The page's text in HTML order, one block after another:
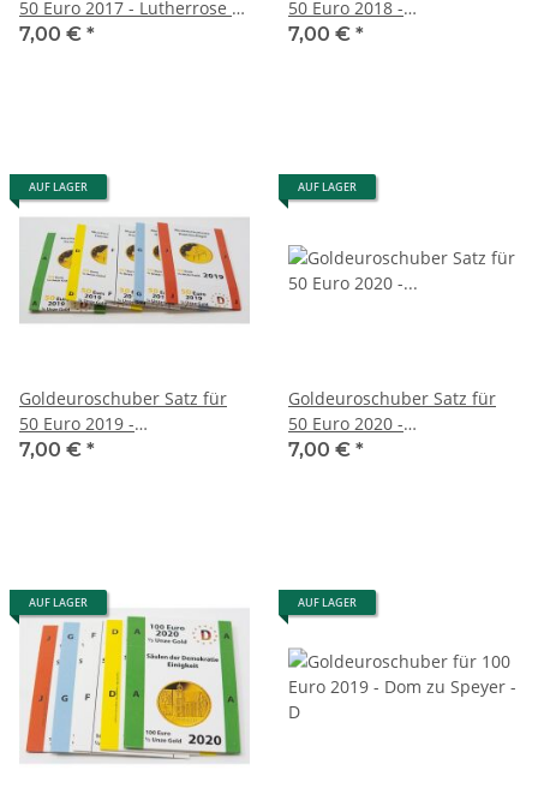
50 Euro 2017 - Lutherrose -
ADFGJ
7,00 € *
50 Euro 2018 -
Musikinstrumente -
7,00 € *
AUF LAGER
Goldeuroschuber Satz für
50 Euro 2019 -
Musikinstrumente -
7,00 € *
AUF LAGER
Goldeuroschuber Satz für
50 Euro 2020 -
Musikinstrumente -
7,00 € *
AUF LAGER AUF LAGER